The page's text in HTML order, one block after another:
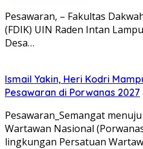
Pesawaran, – Fakultas
(FDIK) UIN Raden Intan
Desa…
Ismail Yakin, Heri Kodri
Pesawaran di Porwanas 2027
Pesawaran_Semangat
Wartawan Nasional
lingkungan Persatuan